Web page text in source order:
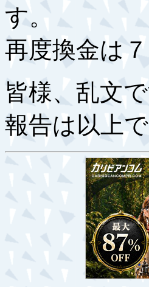
す。
再度換金は
皆様、乱文
報告は以上で